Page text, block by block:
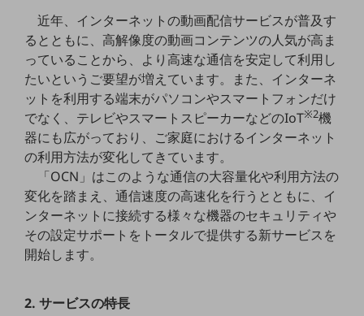
カテゴリーで探すTOP
ネットワーク・モバイル
クラウド・データセンター
電話・映像コミュニケーション
セキュリティ
データ利活用
運用管理
近年、インターネットの動画配信サービスが普及す
るとともに、高解像度の動画コンテンツの人気が高ま
っていることから、より高速な通信を安定して利用し
たいというご要望が増えています。また、インターネ
ットを利用する端末がパソコンやスマートフォンだけ
でなく、テレビやスマートスピーカーなどのIoT※2機
器にも広がっており、ご家庭におけるインターネット
の利用方法が変化してきています。
「OCN」はこのような通信の大容量化や利用方法の
変化を踏まえ、通信速度の高速化を行うとともに、イ
ンターネットに接続する様々な機器のセキュリティや
その設定サポートをトータルで提供する新サービスを
開始します。
2. サービスの特長